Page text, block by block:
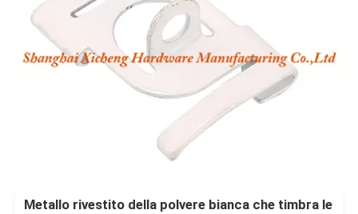
Metallo rivestito della polvere bianca che timbra le